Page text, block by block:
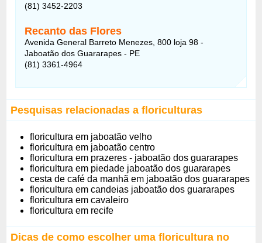
(81) 3452-2203
Recanto das Flores
Avenida General Barreto Menezes, 800 loja 98 -
Jaboatão dos Guararapes - PE
(81) 3361-4964
Pesquisas relacionadas a floriculturas
floricultura em jaboatão velho
floricultura em jaboatão centro
floricultura em prazeres - jaboatão dos guararapes
floricultura em piedade jaboatão dos guararapes
cesta de café da manhã em jaboatão dos guararapes
floricultura em candeias jaboatão dos guararapes
floricultura em cavaleiro
floricultura em recife
Dicas de como escolher uma floricultura no